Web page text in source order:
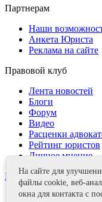
Партнерам
Наши
Анкета Юриста
Реклама на сайте
Правовой клуб
Лента новостей
Блоги
Форум
Видео
Расценки
Рейтинг юристов
Личное мнение
Контакты
На сайте для
файлы cookie, веб-
окна для контакта с